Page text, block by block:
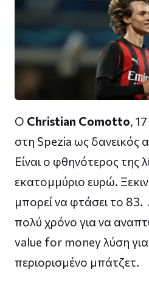
Ο Christian Comotto,
στη Spezia ως δανεικός
Είναι ο φθηνότερος της
εκατομμύριο ευρώ.
μπορεί να φτάσει το 83.
πολύ χρόνο για να
value for money λύση
περιορισμένο μπάτζετ.